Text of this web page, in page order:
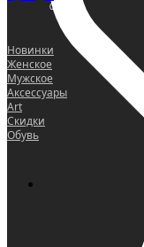
0
Новинки
Женское
Мужское
Аксессуары
Art
Скидки
Обувь